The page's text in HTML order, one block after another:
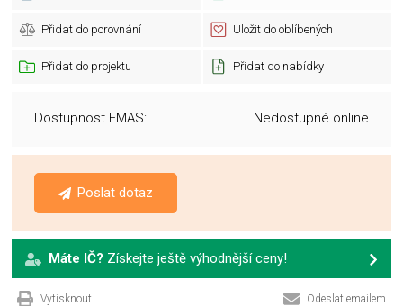
Přidat do porovnání Uložit do oblíbených
Přidat do projektu Přidat do nabídky
Dostupnost EMAS: Nedostupné online
Poslat dotaz
Máte IČ? Získejte ještě výhodnější ceny!
Vytisknout Odeslat emailem